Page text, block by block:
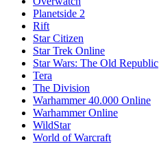
Planetside 2
Rift
Star Citizen
Star Trek Online
Star Wars: The Old Republic
Tera
The Division
Warhammer 40.000 Online
Warhammer Online
WildStar
World of Warcraft